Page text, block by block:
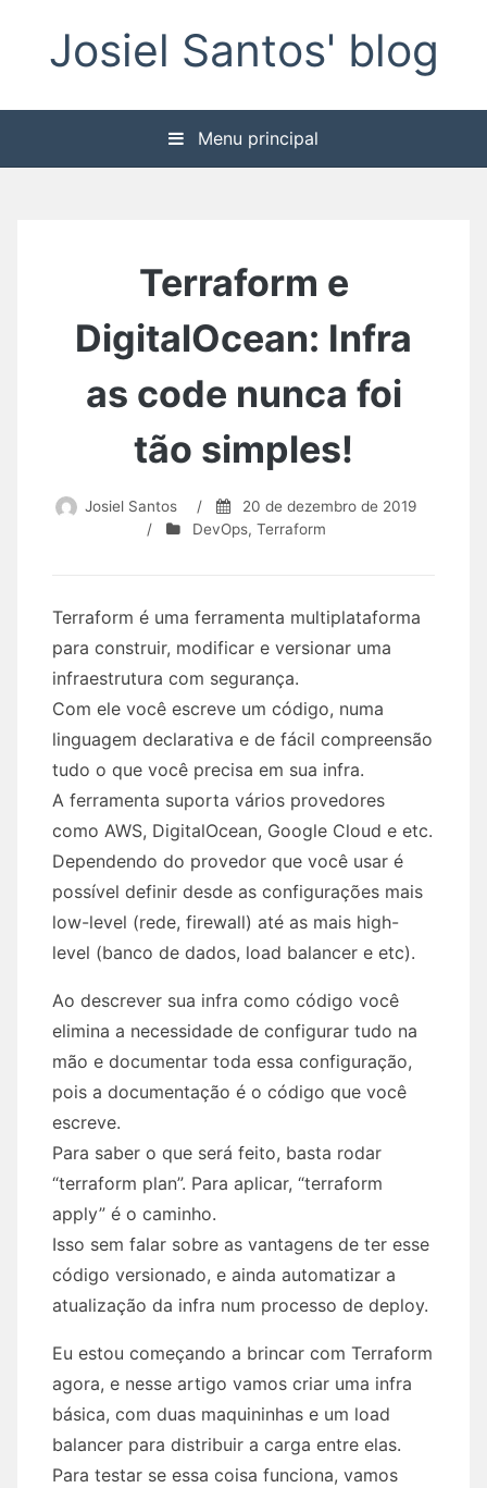
Josiel Santos' blog
Menu principal
Terraform e
DigitalOcean: Infra
as code nunca foi
tão simples!
Josiel Santos /
20 de dezembro de 2019
/
DevOps, Terraform
Terraform é uma ferramenta multiplataforma
para construir, modificar e versionar uma
infraestrutura com segurança.
Com ele você escreve um código, numa
linguagem declarativa e de fácil compreensão
tudo o que você precisa em sua infra.
A ferramenta suporta vários provedores
como AWS, DigitalOcean, Google Cloud e etc.
Dependendo do provedor que você usar é
possível definir desde as configurações mais
low-level (rede, firewall) até as mais high-
level (banco de dados, load balancer e etc).
Ao descrever sua infra como código você
elimina a necessidade de configurar tudo na
mão e documentar toda essa configuração,
pois a documentação é o código que você
escreve.
Para saber o que será feito, basta rodar
“terraform plan”. Para aplicar, “terraform
apply” é o caminho.
Isso sem falar sobre as vantagens de ter esse
código versionado, e ainda automatizar a
atualização da infra num processo de deploy.
Eu estou começando a brincar com Terraform
agora, e nesse artigo vamos criar uma infra
básica, com duas maquininhas e um load
balancer para distribuir a carga entre elas.
Para testar se essa coisa funciona, vamos